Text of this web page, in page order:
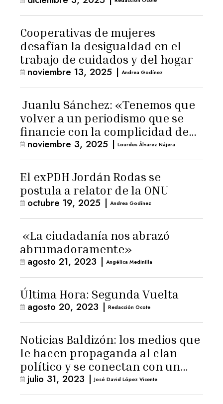
Cooperativas de mujeres
desafían la desigualdad en el
trabajo de cuidados y del hogar
noviembre 13, 2025 | Andrea Godínez
Juanlu Sánchez: «Tenemos que
volver a un periodismo que se
financie con la complicidad de
los lectores»
noviembre 3, 2025 | Lourdes Álvarez Nájera
El exPDH Jordán Rodas se
postula a relator de la ONU
octubre 19, 2025 | Andrea Godínez
«La ciudadanía nos abrazó
abrumadoramente»
agosto 21, 2023 | Angélica Medinilla
Última Hora: Segunda Vuelta
agosto 20, 2023 | Redacción Ocote
Noticias Baldizón: los medios que
le hacen propaganda al clan
político y se conectan con un
hombre de confianza de
Giammattei
julio 31, 2023 | José David López Vicente